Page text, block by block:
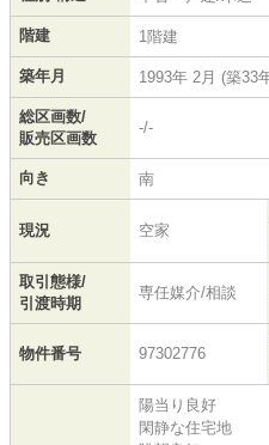
階建 1階建
築年月 1993年 2月 (築33
総区画数/
販売区画数
-/-
向き 南
現況 空家
取引態様/
引渡時期
専任媒介/相談
物件番号 97302776
陽当り良好
閑静な住宅地